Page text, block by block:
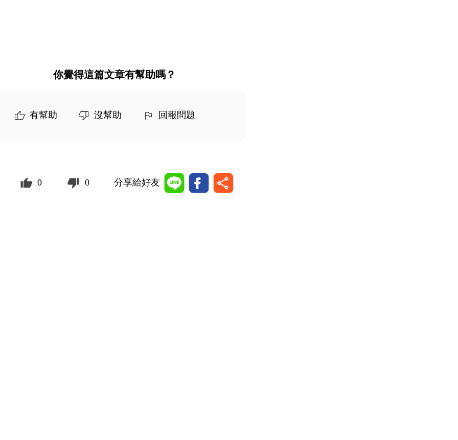
你覺得這篇文章有幫助嗎？
有幫助 沒幫助 回報問題
0 0 分享給好友